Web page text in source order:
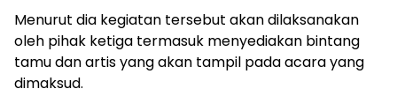
Menurut dia kegiatan tersebut akan dilaksanakan
oleh pihak ketiga termasuk menyediakan bintang
tamu dan artis yang akan tampil pada acara yang
dimaksud.